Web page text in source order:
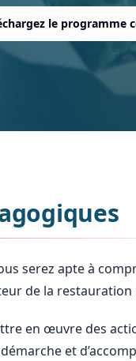
le programme
serez apte à
de la
en œuvre des
et